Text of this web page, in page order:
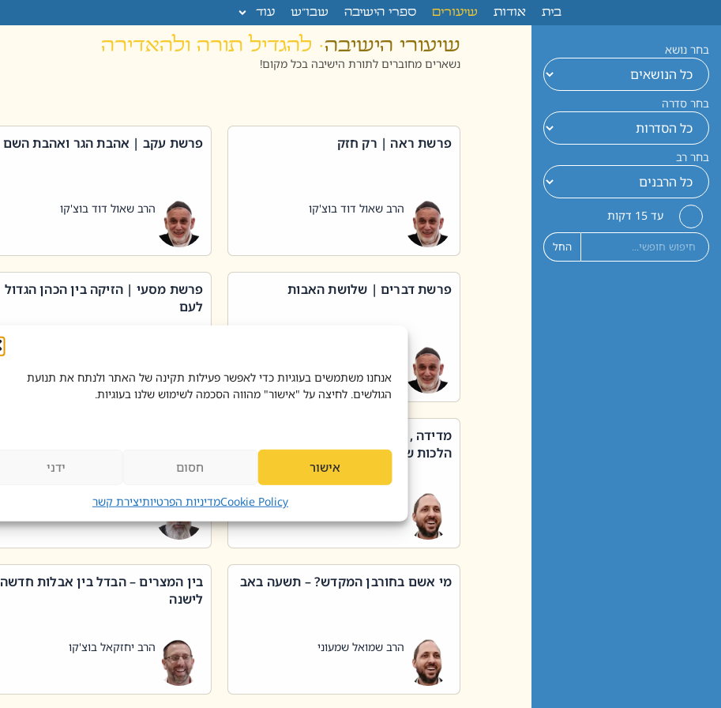
אנחנו משתמשים בעוגיות כדי לאפשר פעילות תקינה של האתר ולנתח את תנועת
הגולשים. לחיצה על "אישור" מהווה הסכמה לשימוש שלנו בעוגיות.
אישור חסום ידני
Cookie Policyמדיניות הפרטיותיצירת קשר
בית אודות שיעורים ספרי הישיבה שבו”ש עוד
בחר נושא
בחר סדרה
בחר רב
עד 15 דקות
החל
שיעורי הישיבה· להגדיל תורה ולהאדירה
נשארים מחוברים לתורת הישיבה בכל מקום!
פרשת ראה | רק חזק
הרב שאול דוד בוצ'קו
פרשת עקב | אהבת הגר ואהבת השם
הרב שאול דוד בוצ'קו
פרשת דברים | שלושת האבות
פרשת מסעי | הזיקה בין הכהן הגדול
לעם
מדידה , קניה , שטיפת כלים בשבת –
הלכות שבת – סימן שכג
הרב יאיר בידני
מי אשם בחורבן המקדש? – תשעה באב
הרב שמואל שמעוני
בין המצרים – הבדל בין אבלות חדשה
לישנה
הרב יחזקאל בוצ'קו